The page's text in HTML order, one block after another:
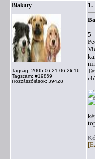
Biakuty
Tagság: 2005-06-21 06:26:16
Tagszám: #19869
Hozzászólások: 39428
1.
5